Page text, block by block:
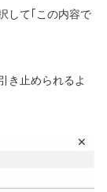
して｢この内容で
き止められるよ